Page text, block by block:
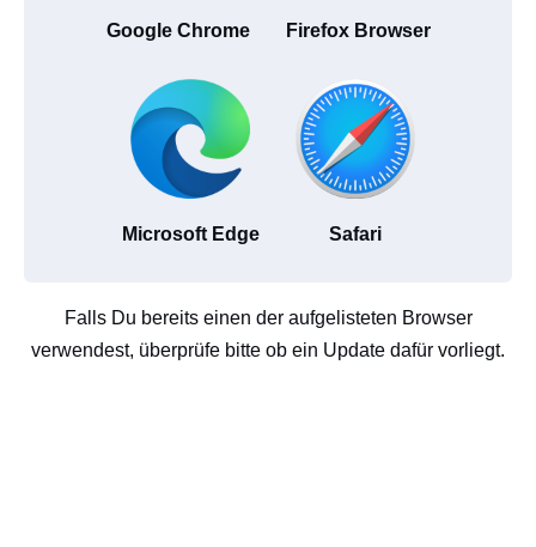
Google Chrome Firefox Browser
Microsoft Edge Safari
Falls Du bereits einen der aufgelisteten Browser
verwendest, überprüfe bitte ob ein Update dafür vorliegt.